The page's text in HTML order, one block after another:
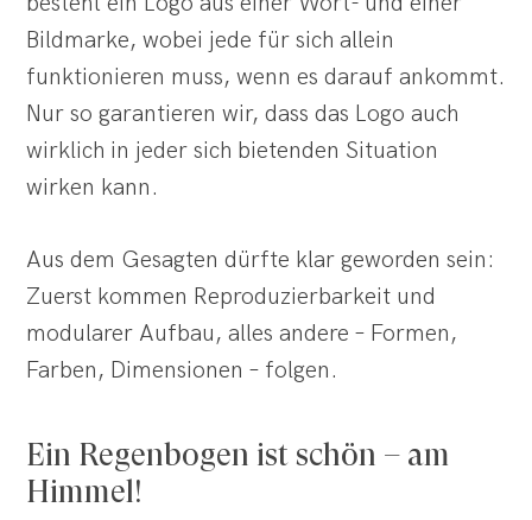
Bildmarke, wobei jede für sich allein
funktionieren muss, wenn es darauf ankommt.
Nur so garantieren wir, dass das Logo auch
wirklich in jeder sich bietenden Situation
wirken kann.
Aus dem Gesagten dürfte klar geworden sein:
Zuerst kommen Reproduzierbarkeit und
modularer Aufbau, alles andere – Formen,
Farben, Dimensionen – folgen.
Ein Regenbogen ist schön – am
Himmel!